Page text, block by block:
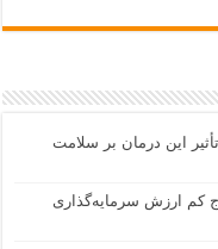
این درمان بر سلامت
کم ارزش سرمایه‌گذاری